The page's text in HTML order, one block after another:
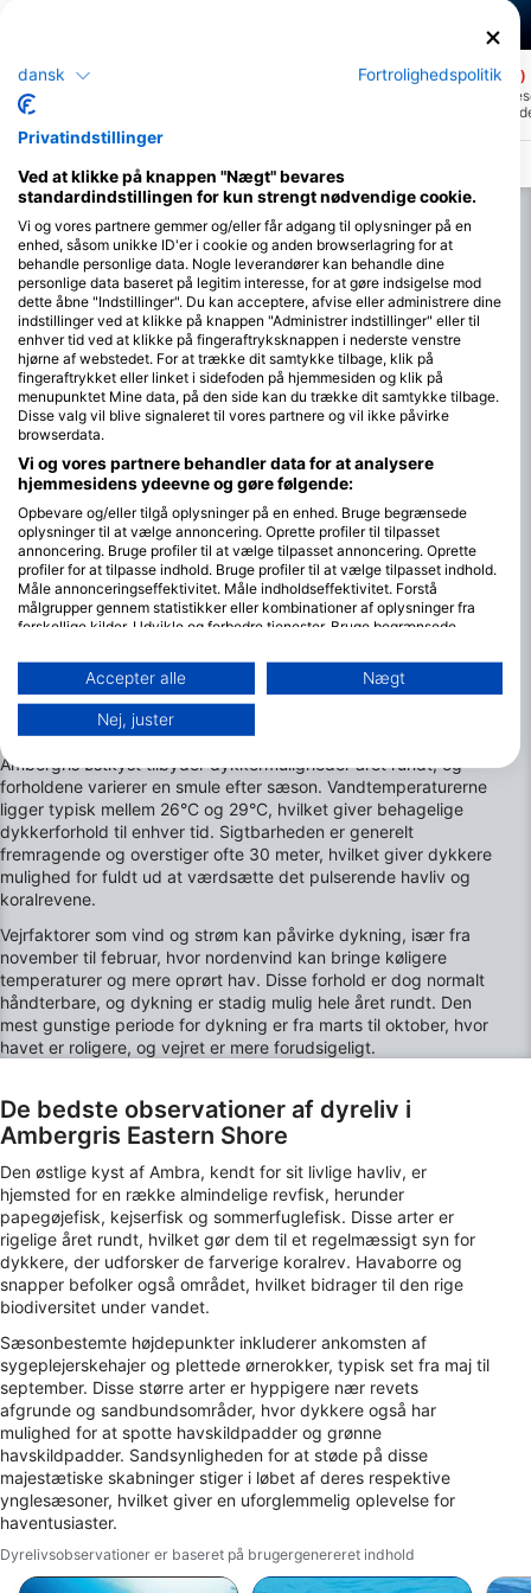
Tres Cocos Canyons
begynderniveau. Der er en
fortøjningskugle, og hvis der er nogen, er
Mexico Rocks(★4.5)
Mexico Rocks Marine
lavvandet revkompleks,
Stedet består af ca. 100
gør det til et fantastisk
De bedste måneder at dykke i Ambergris
Ambergris østkyst tilbyder dykkermuligheder året rundt, og
forholdene varierer en smule efter sæson. Vandtemperaturerne
ligger typisk mellem 26°C og 29°C, hvilket giver behagelige
dykkerforhold til enhver tid. Sigtbarheden er generelt
fremragende og overstiger ofte 30 meter, hvilket giver dykkere
mulighed for fuldt ud at værdsætte det pulserende havliv og
koralrevene.
Vejrfaktorer som vind og strøm kan påvirke dykning, især fra
november til februar, hvor nordenvind kan bringe køligere
temperaturer og mere oprørt hav. Disse forhold er dog normalt
håndterbare, og dykning er stadig mulig hele året rundt. Den
mest gunstige periode for dykning er fra marts til oktober, hvor
havet er roligere, og vejret er mere forudsigeligt.
De bedste observationer af dyreliv i
Ambergris Eastern Shore
Den østlige kyst af Ambra, kendt for sit livlige havliv, er
hjemsted for en række almindelige revfisk, herunder
papegøjefisk, kejserfisk og sommerfuglefisk. Disse arter er
rigelige året rundt, hvilket gør dem til et regelmæssigt syn for
dykkere, der udforsker de farverige koralrev. Havaborre og
snapper befolker også området, hvilket bidrager til den rige
biodiversitet under vandet.
Sæsonbestemte højdepunkter inkluderer ankomsten af ​​
sygeplejerskehajer og plettede ørnerokker, typisk set fra maj til
september. Disse større arter er hyppigere nær revets
afgrunde og sandbundsområder, hvor dykkere også har
mulighed for at spotte havskildpadder og grønne
havskildpadder. Sandsynligheden for at støde på disse
majestætiske skabninger stiger i løbet af deres respektive
ynglesæsoner, hvilket giver en uforglemmelig oplevelse for
haventusiaster.
Dyrelivsobservationer er baseret på brugergenereret indhold
dansk Fortrolighedspolitik
Privatindstillinger
Ved at klikke på knappen "Nægt" bevares
standardindstillingen for kun strengt nødvendige cookie.
Vi og vores partnere gemmer og/eller får adgang til oplysninger på en
enhed, såsom unikke ID'er i cookie og anden browserlagring for at
behandle personlige data. Nogle leverandører kan behandle dine
personlige data baseret på legitim interesse, for at gøre indsigelse mod
dette åbne "Indstillinger". Du kan acceptere, afvise eller administrere dine
indstillinger ved at klikke på knappen "Administrer indstillinger" eller til
enhver tid ved at klikke på fingeraftryksknappen i nederste venstre
hjørne af webstedet. For at trække dit samtykke tilbage, klik på
fingeraftrykket eller linket i sidefoden på hjemmesiden og klik på
menupunktet Mine data, på den side kan du trække dit samtykke tilbage.
Disse valg vil blive signaleret til vores partnere og vil ikke påvirke
browserdata.
Vi og vores partnere behandler data for at analysere
hjemmesidens ydeevne og gøre følgende:
Opbevare og/eller tilgå oplysninger på en enhed. Bruge begrænsede
oplysninger til at vælge annoncering. Oprette profiler til tilpasset
annoncering. Bruge profiler til at vælge tilpasset annoncering. Oprette
profiler for at tilpasse indhold. Bruge profiler til at vælge tilpasset indhold.
Måle annonceringseffektivitet. Måle indholdseffektivitet. Forstå
målgrupper gennem statistikker eller kombinationer af oplysninger fra
forskellige kilder. Udvikle og forbedre tjenester. Bruge begrænsede
Yderligere oplysninger om Googles brug af data kan findes her:
https://business.safety.google/privacy/
Data kan deles uden for EU og sendes til USA.
Dit samtykke og cookie gælder udelukkende for denne hjemmeside/app.
Se partnerliste (1 IAB-leverandører)
Vi bruger dine data til følgende formål:
IAB's behandlingsformål:
Opbevare og/eller tilgå oplysninger på en
enhed
Bruge begrænsede oplysninger til at vælge
annoncering
Oprette profiler til tilpasset annoncering
Bruge profiler til at vælge tilpasset
Oprette profiler for at tilpasse indhold
Bruge profiler til at vælge tilpasset indhold
Måle annonceringseffektivitet
Måle indholdseffektivitet
Forstå målgrupper gennem statistikker eller
kilder
Udvikle og forbedre tjenester
Bruge begrænsede oplysninger til at vælge
indhold
IAB Special Features:
Bruge præcise geografiske
placeringsoplysninger
Accepter alle Nægt
Nej, juster